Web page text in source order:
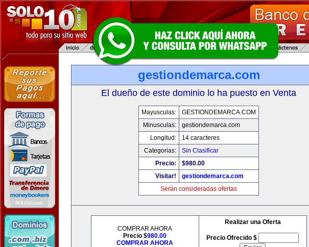
gestiondemarca.com
El dueño de este dominio lo ha puesto en Venta
Mayusculas:
GESTIONDEMARCA.COM
Minusculas:
gestiondemarca.com
Longitud:
14 caracteres
Categorias:
Sin Clasificar
Precio:
$980.00
Visitar!
gestiondemarca.com
Serán consideradas ofertas
COMPRAR AHORA
Precio $980.00
COMPRAR AHORA
Realizar una Oferta
Precio Ofrecido $